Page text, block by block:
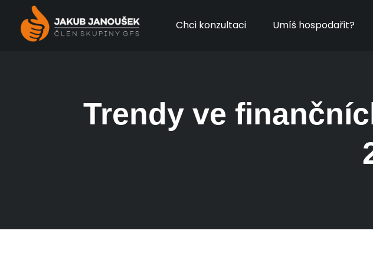
Chci konzultaci Umíš hospodařit?
Trendy ve